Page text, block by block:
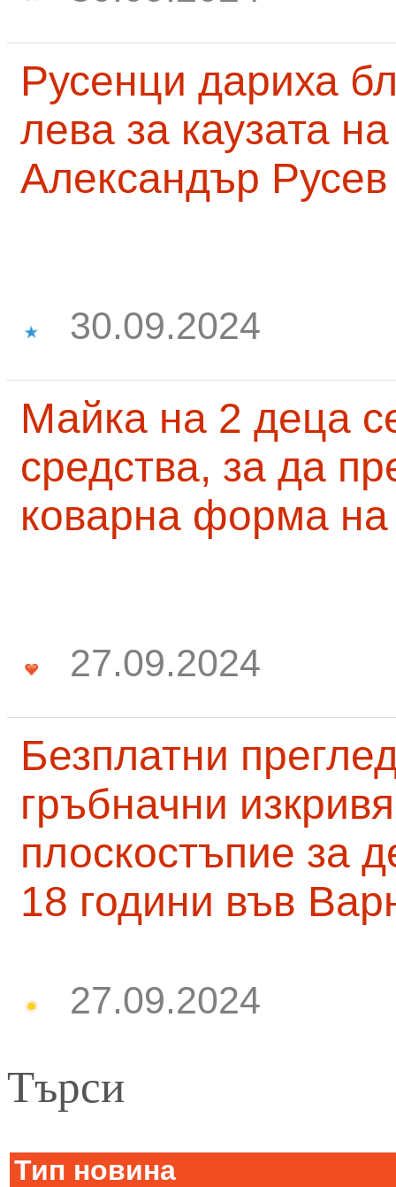
Русенци дариха
лева за каузата
Александър Русев
30.09.2024
Майка на 2 деца
средства, за да
коварна форма на
27.09.2024
Безплатни
гръбначни
плоскостъпие за
18 години във
27.09.2024
Търси
Тип новина